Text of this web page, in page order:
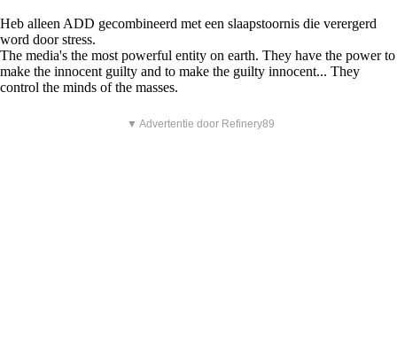
Heb alleen ADD gecombineerd met een slaapstoornis die verergerd
word door stress.
The media's the most powerful entity on earth. They have the power to
make the innocent guilty and to make the guilty innocent... They
control the minds of the masses.
▼ Advertentie door Refinery89